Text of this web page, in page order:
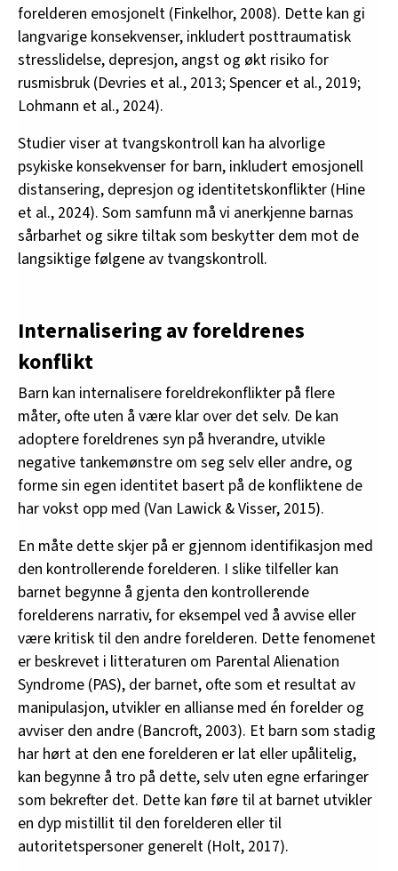
forelderen emosjonelt (Finkelhor, 2008). Dette kan gi
langvarige konsekvenser, inkludert posttraumatisk
stresslidelse, depresjon, angst og økt risiko for
rusmisbruk (Devries et al., 2013; Spencer et al., 2019;
Lohmann et al., 2024).
Studier viser at tvangskontroll kan ha alvorlige
psykiske konsekvenser for barn, inkludert emosjonell
distansering, depresjon og identitetskonflikter (Hine
et al., 2024). Som samfunn må vi anerkjenne barnas
sårbarhet og sikre tiltak som beskytter dem mot de
langsiktige følgene av tvangskontroll.
Internalisering av foreldrenes
konflikt
Barn kan internalisere foreldrekonflikter på flere
måter, ofte uten å være klar over det selv. De kan
adoptere foreldrenes syn på hverandre, utvikle
negative tankemønstre om seg selv eller andre, og
forme sin egen identitet basert på de konfliktene de
har vokst opp med (Van Lawick & Visser, 2015).
En måte dette skjer på er gjennom identifikasjon med
den kontrollerende forelderen. I slike tilfeller kan
barnet begynne å gjenta den kontrollerende
forelderens narrativ, for eksempel ved å avvise eller
være kritisk til den andre forelderen. Dette fenomenet
er beskrevet i litteraturen om Parental Alienation
Syndrome (PAS), der barnet, ofte som et resultat av
manipulasjon, utvikler en allianse med én forelder og
avviser den andre (Bancroft, 2003). Et barn som stadig
har hørt at den ene forelderen er lat eller upålitelig,
kan begynne å tro på dette, selv uten egne erfaringer
som bekrefter det. Dette kan føre til at barnet utvikler
en dyp mistillit til den forelderen eller til
autoritetspersoner generelt (Holt, 2017).